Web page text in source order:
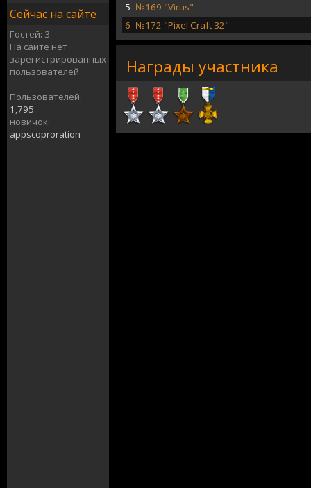
Сейчас на сайте
Гостей: 3
На сайте нет
зарегистрированных
пользователей
Пользователей:
1,795
новичок:
appscoproration
5 №169 "Virus"
6 №172 "Pixel Craft 32"
Награды участника